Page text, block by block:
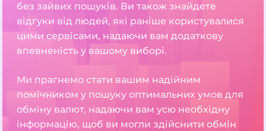
без зайвих пошуків. Ви також знайдете
відгуки від людей, які раніше користувалися
цими сервісами, надаючи вам додаткову
впевненість у вашому виборі.
Ми прагнемо стати вашим надійним
помічником у пошуку оптимальних умов для
обміну валют, надаючи вам усю необхідну
інформацію, щоб ви могли здійснити обмін